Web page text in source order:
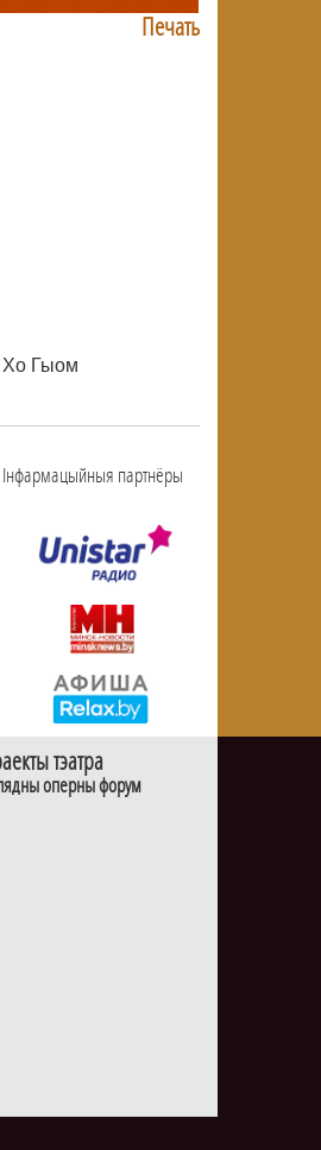
Печать
Хо Гыом
Інфармацыйныя партнёры
тэатра
оперны форум